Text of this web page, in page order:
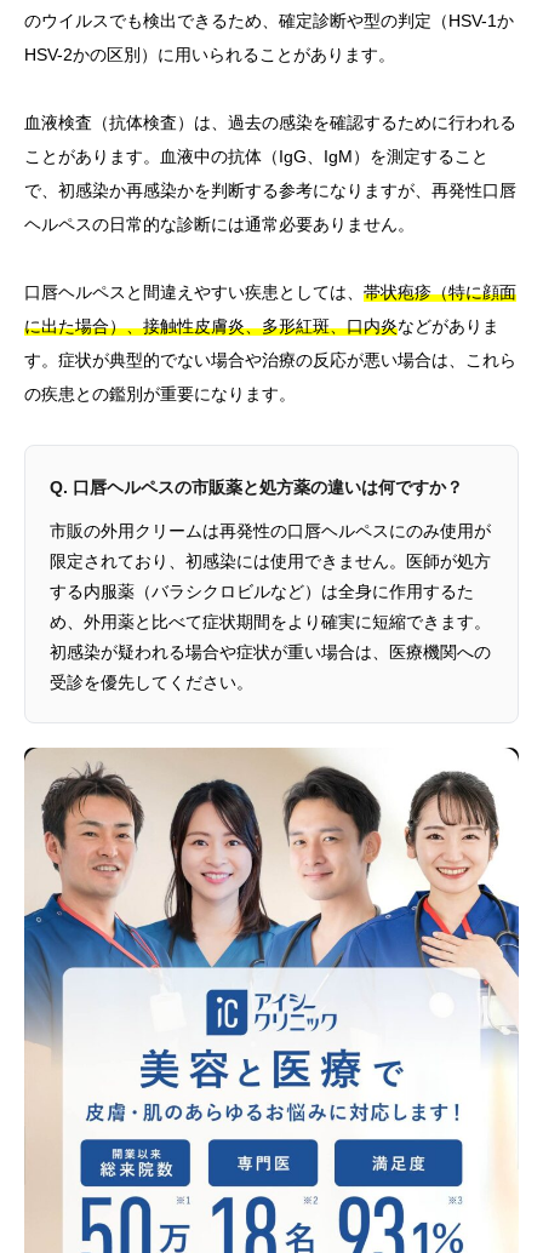
のウイルスでも検出できるため、確定診断や型の判定（HSV-1か
HSV-2かの区別）に用いられることがあります。
血液検査（抗体検査）は、過去の感染を確認するために行われる
ことがあります。血液中の抗体（IgG、IgM）を測定すること
で、初感染か再感染かを判断する参考になりますが、再発性口唇
ヘルペスの日常的な診断には通常必要ありません。
口唇ヘルペスと間違えやすい疾患としては、 帯状疱疹（特に顔面
に出た場合）、接触性皮膚炎、多形紅斑、口内炎などがありま
す。症状が典型的でない場合や治療の反応が悪い場合は、これら
の疾患との鑑別が重要になります。
Q. 口唇ヘルペスの市販薬と処方薬の違いは何ですか？
市販の外用クリームは再発性の口唇ヘルペスにのみ使用が
限定されており、初感染には使用できません。医師が処方
する内服薬（バラシクロビルなど）は全身に作用するた
め、外用薬と比べて症状期間をより確実に短縮できます。
初感染が疑われる場合や症状が重い場合は、医療機関への
受診を優先してください。